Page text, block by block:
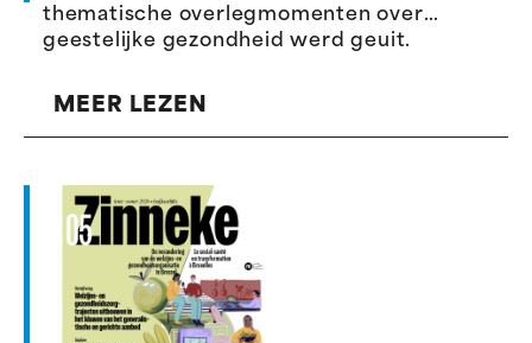
thematische overlegmomenten over
geestelijke gezondheid werd geuit.
MEER LEZEN